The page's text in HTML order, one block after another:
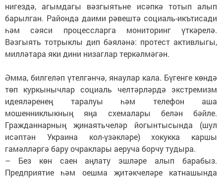
нигездә, агымдагы вәзгыятьне исәпкә тотып алып
барылган. Районда даими рәвештә социаль-икътисади
һәм сәяси процессларга мониторинг үткәрелә.
Вәзгыять тотрыклы дип бәяләнә: протест активлыгы,
милләтара яки дини низаглар теркәлмәгән.
Әмма, билгеләп үтелгәнчә, янаулар кала. Бүгенге көндә
төп куркынычлар социаль челтәрләрдә экстремизм
идеяләренең таралуы һәм телефон аша
мошенниклыкның яңа схемалары белән бәйле.
Гражданнарның җинаятьчеләр йогынтысында (шул
исәптән Украина кол-үзәкләре) хокукка каршы
гамәлләргә бару очраклары аеруча борчу тудыра.
– Без көн саен аңлату эшләре алып барабыз.
Предприятие һәм оешма җитәкчеләре катнашында